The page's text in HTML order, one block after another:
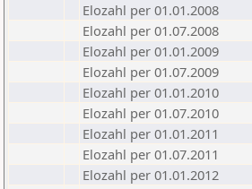
Elozahl per 01.01.2008
Elozahl per 01.07.2008
Elozahl per 01.01.2009
Elozahl per 01.07.2009
Elozahl per 01.01.2010
Elozahl per 01.07.2010
Elozahl per 01.01.2011
Elozahl per 01.07.2011
Elozahl per 01.01.2012